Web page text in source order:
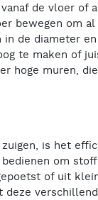
de vloer of
bewegen om
de diameter
te maken of
hoge muren,
is het
om
of uit
deze